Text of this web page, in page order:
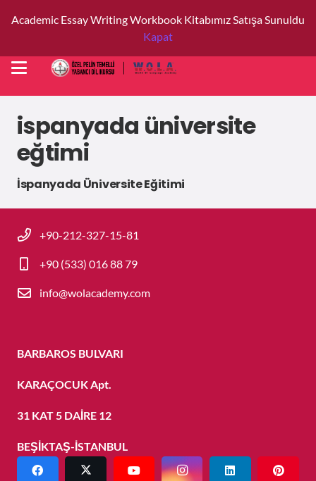
Academic Essay Writing Workbook Kitabımız Satışa Sunuldu
Kapat
ispanyada üniversite
eğtimi
İspanyada Üniversite Eğitimi
+90-212-327-15-81
+90 (533) 016 88 79
info@wolacademy.com
BARBAROS BULVARI
KARAÇOCUK Apt.
31 KAT 5 DAİRE 12
BEŞİKTAŞ-İSTANBUL